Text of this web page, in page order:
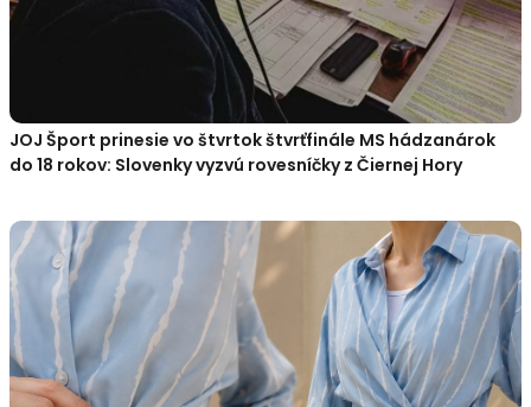
JOJ Šport prinesie vo štvrtok štvrťfinále MS hádzanárok
do 18 rokov: Slovenky vyzvú rovesníčky z Čiernej Hory